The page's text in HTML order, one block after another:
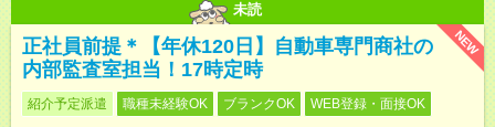
未読
NEW
正社員前提＊【年休120日】自動車専門商社の
内部監査室担当！17時定時
紹介予定派遣 職種未経験OK ブランクOK WEB登録・面接OK